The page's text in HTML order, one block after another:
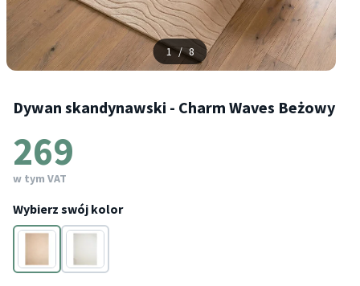
1 / 8
Dywan skandynawski - Charm Waves Beżowy
269
w tym VAT
Wybierz swój kolor
Beżowy Biały